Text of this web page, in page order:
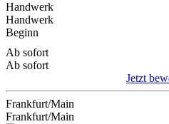
Handwerk
Handwerk
Beginn
Ab sofort
Ab sofort
Jetzt
Frankfurt/Main
Frankfurt/Main